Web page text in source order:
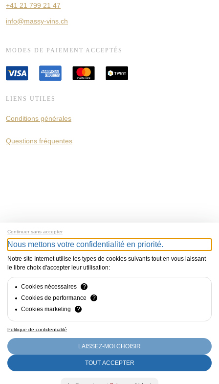
+41 21 799 21 47
info@massy-vins.ch
MODES DE PAIEMENT ACCEPTÉS
LIENS UTILES
Conditions générales
Questions fréquentes
Photos deAnoush Abrar
Continuer sans accepter
Nous mettons votre confidentialité en priorité.
Notre site Internet utilise les types de cookies suivants tout en vous laissant
le libre choix d'accepter leur utilisation:
Cookies nécessaires
?
Cookies de performance
?
Cookies marketing
?
Politique de confidentialité
LAISSEZ-MOI CHOISIR
TOUT ACCEPTER